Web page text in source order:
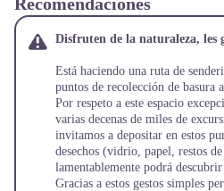
Disfruten de la naturaleza, les
Está haciendo una ruta de
puntos de recolección de basura
Por respeto a este espacio
varias decenas de miles de
invitamos a depositar en estos
desechos (vidrio, papel, restos
lamentablemente podrá descubrir
Gracias a estos gestos simples